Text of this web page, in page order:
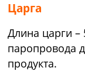
Царга
Длина царги –
паропровода
продукта.